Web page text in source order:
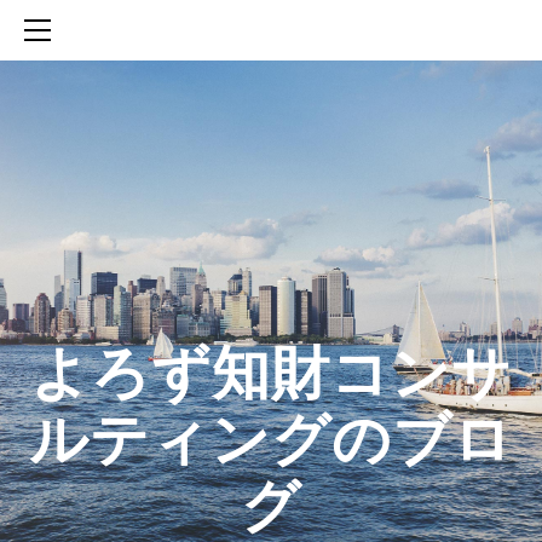
​よろず知財コンサ
ルティングのブロ
グ
SERVICES
知財活動のROICへの貢献
生成AIを活用した知財戦略の策定方法
生成AIとの「壁打ち」で、新たな発明を創出する方法